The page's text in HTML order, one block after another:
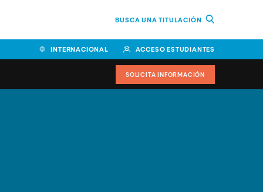
BUSCA UNA TITULACIÓN
INTERNACIONAL ACCESO ESTUDIANTES
SOLICITA INFORMACIÓN